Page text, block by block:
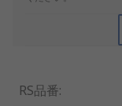
RS品番: